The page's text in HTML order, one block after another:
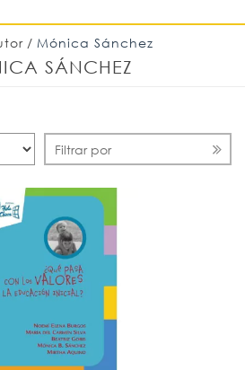
/ Mónica Sánchez
SÁNCHEZ
Filtrar por